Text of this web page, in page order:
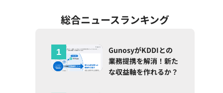
総合ニュースランキング
GunosyがKDDIとの
業務提携を解消！新た
な収益軸を作れるか？